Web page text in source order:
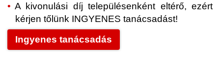
A kivonulási díj településenként eltérő, ezért
kérjen tőlünk INGYENES tanácsadást!
Ingyenes tanácsadás